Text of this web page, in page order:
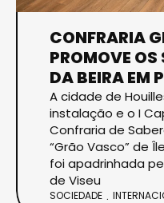
CONFRARIA
PROMOVE OS
DA BEIRA EM
A cidade de
instalação e o I
Confraria de
“Grão Vasco” de
foi apadrinhada
de Viseu
SOCIEDADE